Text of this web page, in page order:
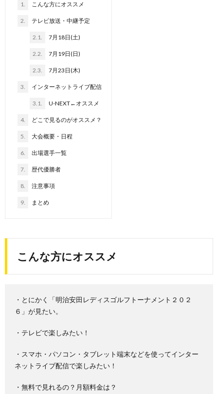
1. こんな方にオススメ
2. テレビ放送・中継予定
2.1. 7月18日(土)
2.2. 7月19日(日)
2.3. 7月23日(木)
3. インターネットライブ配信
3.1. U-NEXT←オススメ
4. どこで見るのがオススメ？
5. 大会概要・日程
6. 出場選手一覧
7. 歴代優勝者
8. 注意事項
9. まとめ
こんな方にオススメ
・とにかく「明治安田レディスゴルフトーナメント２０２
６」が見たい。
・テレビで楽しみたい！
・スマホ・パソコン・タブレット端末などを使ってインター
ネットライブ配信で楽しみたい！
・無料で見れるの？月額料金は？